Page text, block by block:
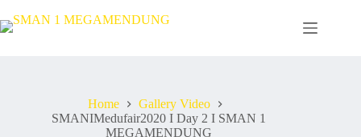
Home
Gallery Video
SMANIMedufair2020 I Day 2 I SMAN 1
MEGAMENDUNG